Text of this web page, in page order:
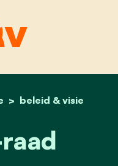
beleid & visie
raad